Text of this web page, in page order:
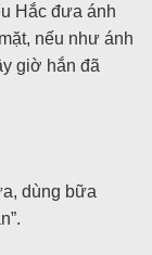
Hắc đưa ánh
nếu như ánh
giờ hắn đã
dùng bữa